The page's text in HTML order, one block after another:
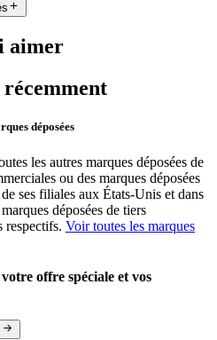
aimer
récemment
déposées
les autres marques déposées de
ou des marques déposées
ses filiales aux États-Unis et dans
déposées de tiers
respectifs. Voir toutes les marques
offre spéciale et vos